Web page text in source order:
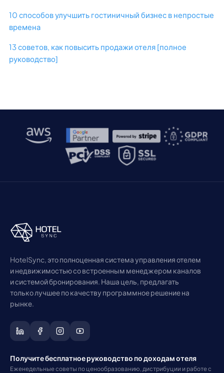
10 способов улучшить гостиничный бизнес в непростые
времена
13 советов, как повысить продажи отеля [полное
руководство]
HotelSync, это полноценная система управления отелем
и недвижимостью со встроенным менеджером каналов
и системой бронирования. Наша цель, предлагать
только лучшее по качеству программное решение на
рынке.
Получите бесплатное руководство по доходам отеля
Еженедельные советы по ценообразованию, дистрибуции и работе с